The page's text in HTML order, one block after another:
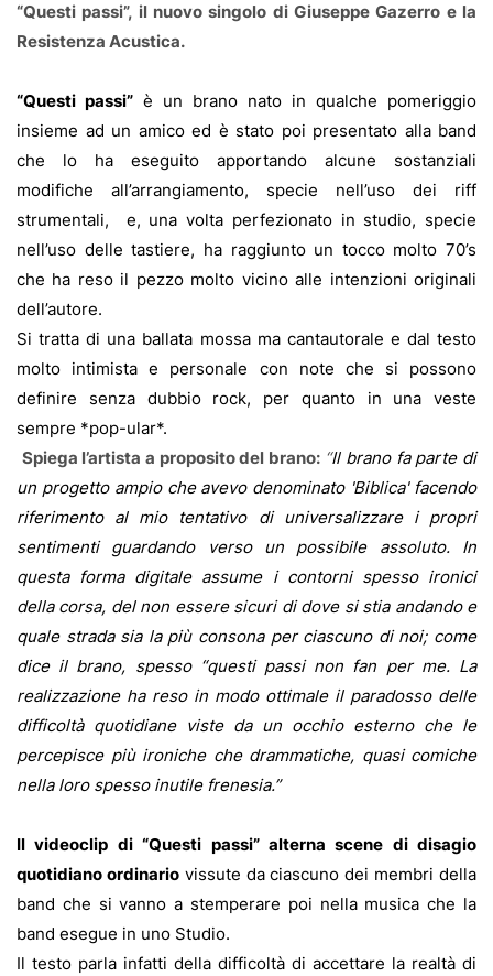
“Questi passi”, il nuovo singolo di Giuseppe Gazerro e la
Resistenza Acustica.
“Questi passi” è un brano nato in qualche pomeriggio
insieme ad un amico ed è stato poi presentato alla band
che lo ha eseguito apportando alcune sostanziali
modifiche all’arrangiamento, specie nell’uso dei riff
strumentali,
e, una volta perfezionato in studio, specie
nell’uso delle tastiere, ha raggiunto un tocco molto 70’s
che ha reso il pezzo molto vicino alle intenzioni originali
dell’autore.
Si tratta di una ballata mossa ma cantautorale e dal testo
molto intimista e personale con note che si possono
definire senza dubbio rock, per quanto in una veste
sempre *pop-ular*.
Spiega l’artista a proposito del brano: “Il brano fa parte di
un progetto ampio che avevo denominato 'Biblica' facendo
riferimento al mio tentativo di universalizzare i propri
sentimenti guardando verso un possibile assoluto. In
questa forma digitale assume i contorni spesso ironici
della corsa, del non essere sicuri di dove si stia andando e
quale strada sia la più consona per ciascuno di noi; come
dice il brano, spesso “questi passi non fan per me. La
realizzazione ha reso in modo ottimale il paradosso delle
difficoltà quotidiane viste da un occhio esterno che le
percepisce più ironiche che drammatiche, quasi comiche
nella loro spesso inutile frenesia.”
Il videoclip di “Questi passi” alterna scene di disagio
quotidiano ordinariovissute da ciascuno dei membri della
band che si vanno a stemperare poi nella musica che la
band esegue in uno Studio.
Il testo parla infatti della difficoltà di accettare la realtà di